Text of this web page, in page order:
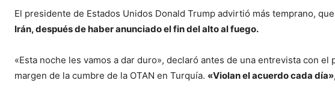
El presidente de Estados Unidos Donald Trump advirtió más temprano, que
Irán, después de haber anunciado el fin del alto al fuego.
«Esta noche les vamos a dar duro», declaró antes de una entrevista con
margen de la cumbre de la OTAN en Turquía. «Violan el acuerdo cada